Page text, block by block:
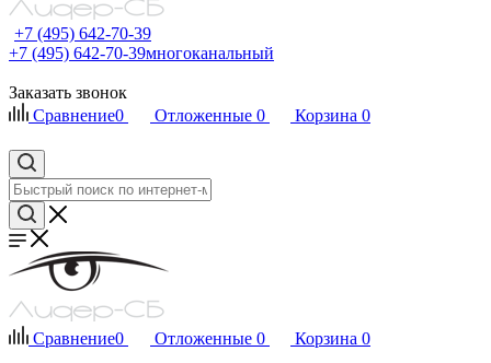
+7 (495) 642-70-39
+7 (495) 642-70-39многоканальный
Заказать звонок
Сравнение0 Отложенные 0 Корзина 0
Сравнение0 Отложенные 0 Корзина 0